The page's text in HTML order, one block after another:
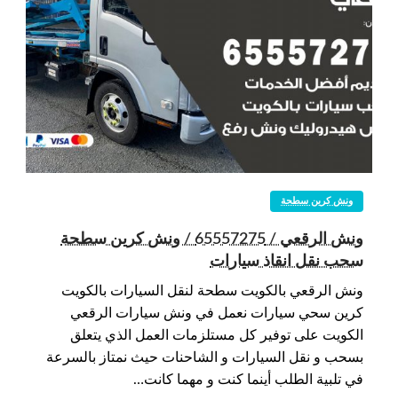
ونش كرين سطحة
ونش الرقعي / 65557275 / ونش كرين سطحة
سحب نقل انقاذ سيارات
ونش الرقعي بالكويت سطحة لنقل السيارات بالكويت
كرين سحي سيارات نعمل في ونش سيارات الرقعي
الكويت على توفير كل مستلزمات العمل الذي يتعلق
بسحب و نقل السيارات و الشاحنات حيث نمتاز بالسرعة
في تلبية الطلب أينما كنت و مهما كانت…